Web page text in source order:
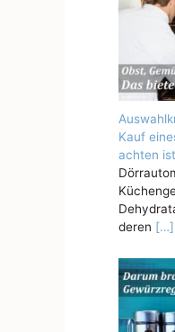
Kauf
achten ist
deren […]